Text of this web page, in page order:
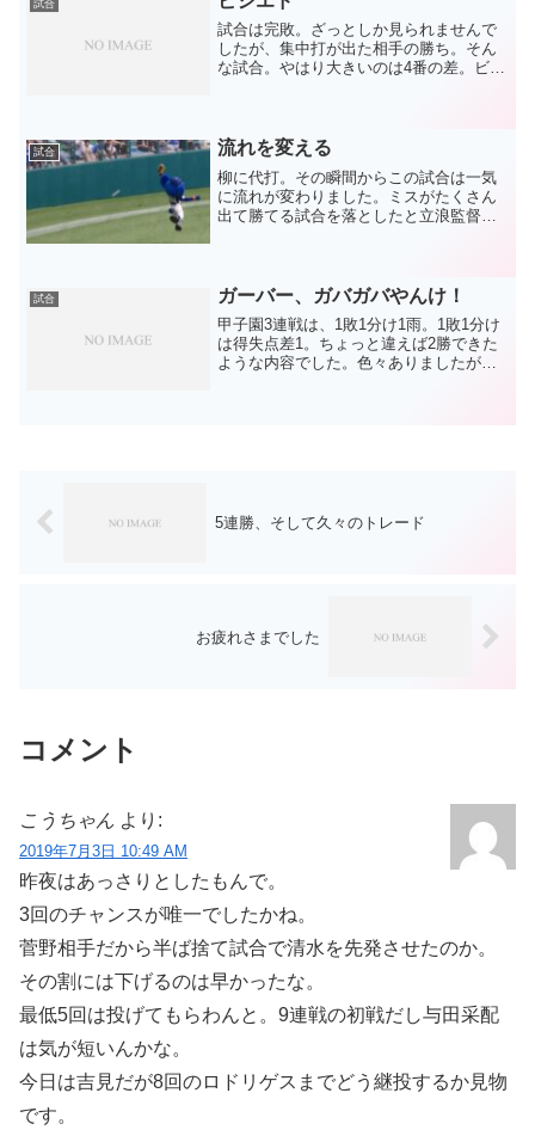
くなってますが(;´...
試合
試合は完敗。ざっとしか見られませんで
したが、集中打が出た相手の勝ち。そん
な試合。やはり大きいのは4番の差。ビシ
ナー1塁で繋いだヒ...
試合 流れを変える
柳に代打。その瞬間からこの試合は一気
に流れが変わりました。ミスがたくさん
出て勝てる試合を落としたと立浪監督も
に流れを変えてしまった...
試合 ガーバー、ガバガバやんけ！
甲子園3連戦は、1敗1分け1雨。1敗1分け
は得失点差1。ちょっと違えば2勝できた
ような内容でした。色々ありましたが、
5連勝、そして久々のトレード
お疲れさまでした
コメント
こうちゃん より:
2019年7月3日 10:49 AM
昨夜はあっさりとしたもんで。
3回のチャンスが唯一でしたかね。
菅野相手だから半ば捨て試合で清水を先発させたのか。
その割には下げるのは早かったな。
最低5回は投げてもらわんと。9連戦の初戦だし与田采配
は気が短いんかな。
今日は吉見だが8回のロドリゲスまでどう継投するか見物
です。